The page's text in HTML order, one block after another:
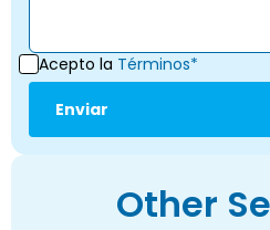
Acepto la Términos*
Other